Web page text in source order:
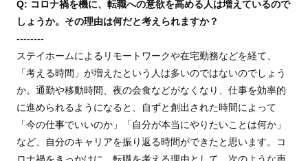
Q: コロナ禍を機に、転職への意欲を高める人は増えているので
しょうか。その理由は何だと考えられますか？
--------
ステイホームによるリモートワークや在宅勤務などを経て、
「考える時間」が増えたという人は多いのではないのでしょう
か。通勤や移動時間、夜の会食などがなくなり、仕事を効率的
に進められるようになると、自ずと創出された時間によって
「今の仕事でいいのか」「自分が本当にやりたいことは何か」
など、自分のキャリアを振り返る時間ができたと思います。コ